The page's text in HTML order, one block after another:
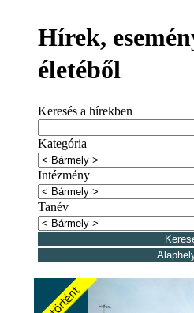
Hírek,
életéből
Keresés a hírekben
Kategória
Intézmény
Tanév